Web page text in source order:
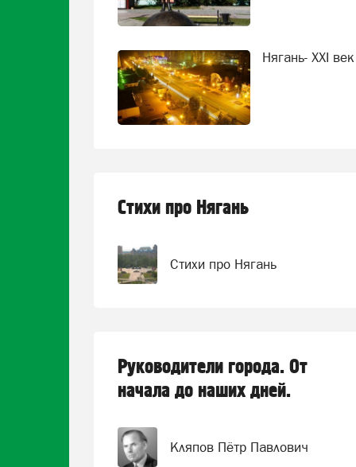
Нягань- XXI век
Стихи про Нягань
Стихи про Нягань
Руководители города. От
начала до наших дней.
Кляпов Пётр Павлович